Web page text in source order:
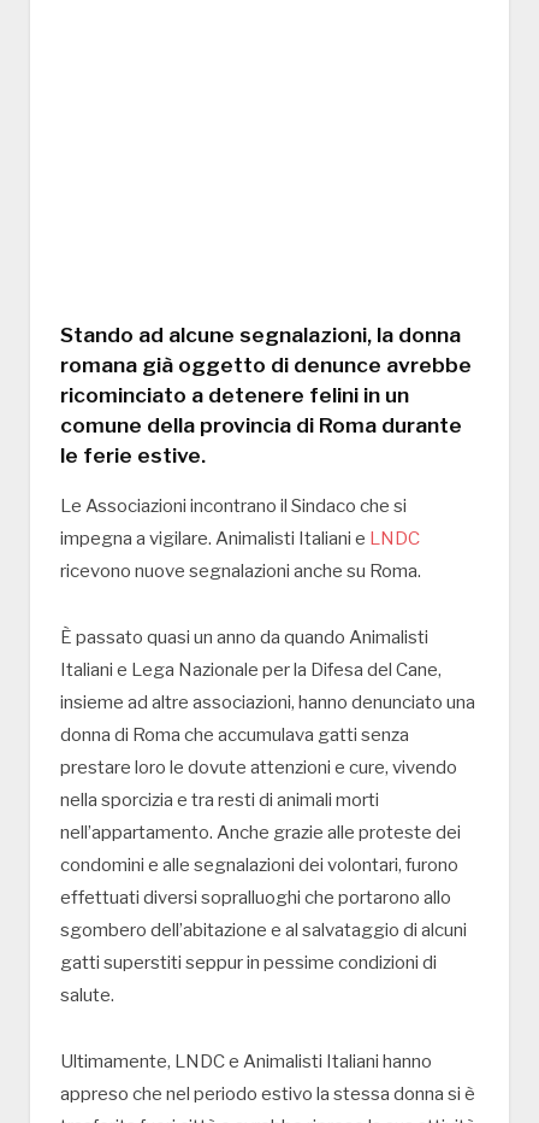
Stando ad alcune segnalazioni, la donna
romana già oggetto di denunce avrebbe
ricominciato a detenere felini in un
comune della provincia di Roma durante
le ferie estive.
Le Associazioni incontrano il Sindaco che si
impegna a vigilare. Animalisti Italiani e LNDC
ricevono nuove segnalazioni anche su Roma.
È passato quasi un anno da quando Animalisti
Italiani e Lega Nazionale per la Difesa del Cane,
insieme ad altre associazioni, hanno denunciato una
donna di Roma che accumulava gatti senza
prestare loro le dovute attenzioni e cure, vivendo
nella sporcizia e tra resti di animali morti
nell’appartamento. Anche grazie alle proteste dei
condomini e alle segnalazioni dei volontari, furono
effettuati diversi sopralluoghi che portarono allo
sgombero dell’abitazione e al salvataggio di alcuni
gatti superstiti seppur in pessime condizioni di
salute.
Ultimamente, LNDC e Animalisti Italiani hanno
appreso che nel periodo estivo la stessa donna si è